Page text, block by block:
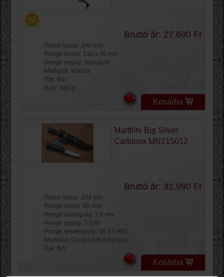
Bruttó ár: 27.690 Ft
-Teljes hossz: 340 mm
-Penge hossz: 130 x 70 mm
-Penge anyag: Szénacél
-Markolat: Kőrisfa
-Tok: Bőr
-Súly: 680 g
Kosárba
Marttiini Big Silver
Carbinox MN215012
Bruttó ár: 32.990 Ft
-Teljes hossz: 204 mm
-Penge hossz: 85 mm
-Penge vastagság: 2.8 mm
-Penge anyag: T-508
-Penge keménység: 56-57 HRC
-Markolat: Gumírozott műanyag
-Tok: Bőr
Kosárba